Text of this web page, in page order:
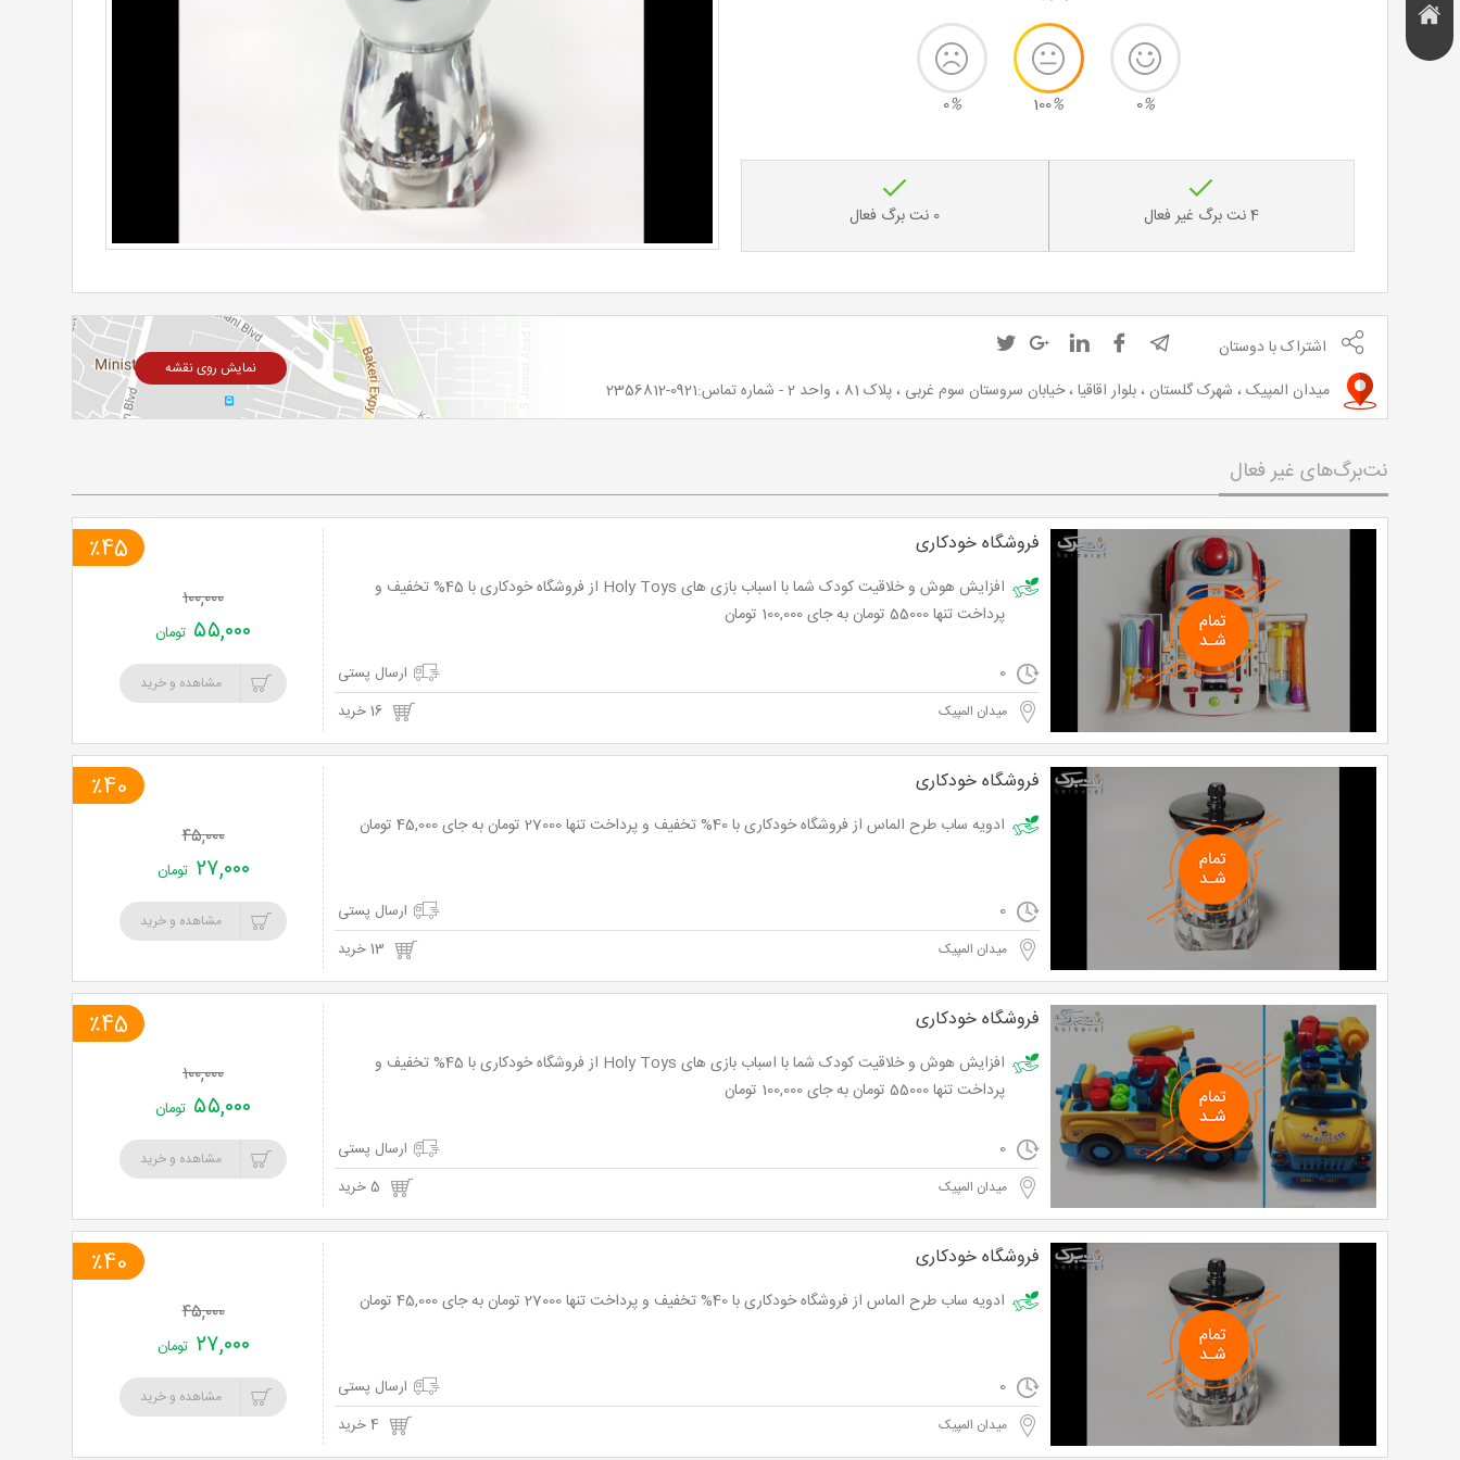
تخفیف
هتل و
اقامتگاه
0%
100%
0%
4 نت برگ غیر فعال 0 نت برگ فعال
اشتراک با دوستان
میدان المپیک ، شهرک گلستان ، بلوار اقاقیا ، خیابان سروستان سوم غربی ، پلاک 81 ، واحد 2 - شماره تماس:0921-2356812
نمایش روی نقشه
نت‌برگ‌های غیر فعال
فروشگاه خودکاری
افزایش هوش و خلاقیت کودک شما با اسباب بازی های Holy Toys از فروشگاه خودکاری با 45% تخفیف و
پرداخت تنها 55000 تومان به جای 100,000 تومان
0 ارسال پستی
میدان المپیک 16 خرید
٪45
۱۰۰,۰۰۰
۵۵,۰۰۰ تومان
مشاهده و خرید
فروشگاه خودکاری
ادویه ساب طرح الماس از فروشگاه خودکاری با 40% تخفیف و پرداخت تنها 27000 تومان به جای 45,000 تومان
0 ارسال پستی
میدان المپیک
٪40
۴۵,۰۰۰
۲۷,۰۰۰ تومان
مشاهده و خرید
فروشگاه خودکاری
افزایش هوش و خلاقیت کودک شما با اسباب بازی های Holy Toys از فروشگاه خودکاری با 45% تخفیف و
پرداخت تنها 55000 تومان به جای 100,000 تومان
0 ارسال پستی
میدان المپیک
٪45
۱۰۰,۰۰۰
۵۵,۰۰۰ تومان
مشاهده و خرید
فروشگاه خودکاری
ادویه ساب طرح الماس از فروشگاه خودکاری با 40% تخفیف و پرداخت تنها 27000 تومان به جای 45,000 تومان
0 ارسال پستی
میدان المپیک
٪40
۴۵,۰۰۰
۲۷,۰۰۰ تومان
مشاهده و خرید